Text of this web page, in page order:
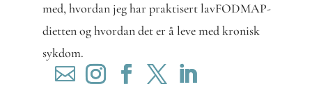
med, hvordan jeg har praktisert lavFODMAP-
dietten og hvordan det er å leve med kronisk
sykdom.